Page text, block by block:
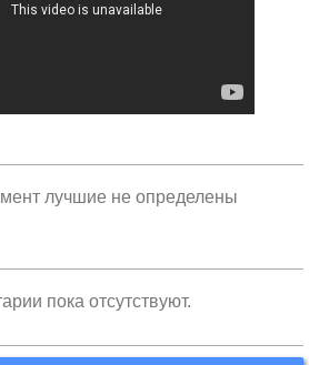
лучшие не определены
пока отсутствуют.